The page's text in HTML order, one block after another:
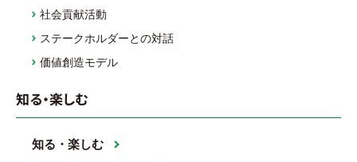
社会貢献活動
ステークホルダーとの対話
価値創造モデル
知る・楽しむ
知る・楽しむ